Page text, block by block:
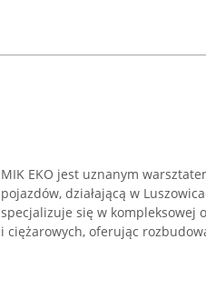
MIK EKO jest uznanym
pojazdów, działającą w
specjalizuje się w kompleksowej
i ciężarowych, oferując